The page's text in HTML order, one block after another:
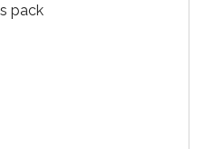
pack